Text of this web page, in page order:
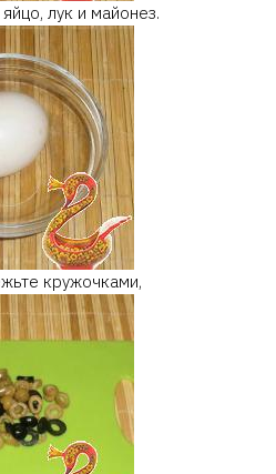
лук и майонез.
кружочками,